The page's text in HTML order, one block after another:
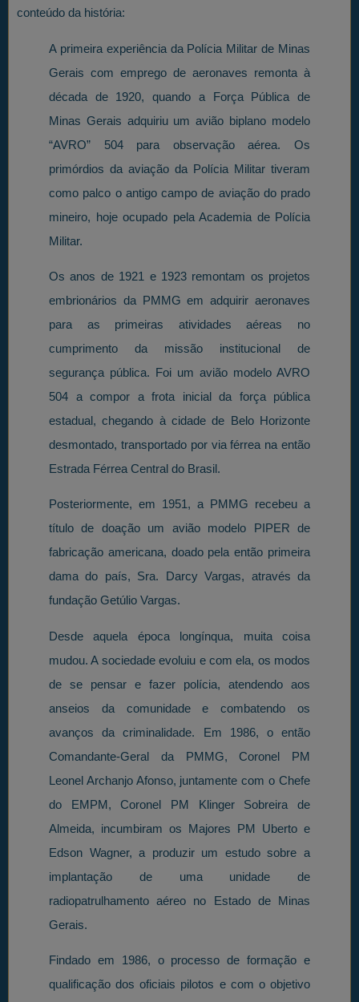
conteúdo da história:
A primeira experiência da Polícia Militar de Minas
Gerais com emprego de aeronaves remonta à
década de 1920, quando a Força Pública de
Minas Gerais adquiriu um avião biplano modelo
“AVRO” 504 para observação aérea. Os
primórdios da aviação da Polícia Militar tiveram
como palco o antigo campo de aviação do prado
mineiro, hoje ocupado pela Academia de Polícia
Militar.
Os anos de 1921 e 1923 remontam os projetos
embrionários da PMMG em adquirir aeronaves
para as primeiras atividades aéreas no
cumprimento da missão institucional de
segurança pública. Foi um avião modelo AVRO
504 a compor a frota inicial da força pública
estadual, chegando à cidade de Belo Horizonte
desmontado, transportado por via férrea na então
Estrada Férrea Central do Brasil.
Posteriormente, em 1951, a PMMG recebeu a
título de doação um avião modelo PIPER de
fabricação americana, doado pela então primeira
dama do país, Sra. Darcy Vargas, através da
fundação Getúlio Vargas.
Desde aquela época longínqua, muita coisa
mudou. A sociedade evoluiu e com ela, os modos
de se pensar e fazer polícia, atendendo aos
anseios da comunidade e combatendo os
avanços da criminalidade. Em 1986, o então
Comandante-Geral da PMMG, Coronel PM
Leonel Archanjo Afonso, juntamente com o Chefe
do EMPM, Coronel PM Klinger Sobreira de
Almeida, incumbiram os Majores PM Uberto e
Edson Wagner, a produzir um estudo sobre a
implantação de uma unidade de
radiopatrulhamento aéreo no Estado de Minas
Gerais.
Findado em 1986, o processo de formação e
qualificação dos oficiais pilotos e com o objetivo